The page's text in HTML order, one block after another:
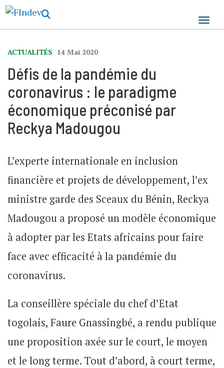
ACTUALITÉS 14 Mai 2020
Défis de la pandémie du
coronavirus : le paradigme
économique préconisé par
Reckya Madougou
L’experte internationale en inclusion
financière et projets de développement, l’ex
ministre garde des Sceaux du Bénin, Reckya
Madougou a proposé un modèle économique
à adopter par les Etats africains pour faire
face avec efficacité à la pandémie du
coronavirus.
La conseillère spéciale du chef d’Etat
togolais, Faure Gnassingbé, a rendu publique
une proposition axée sur le court, le moyen
et le long terme. Tout d’abord, à court terme,